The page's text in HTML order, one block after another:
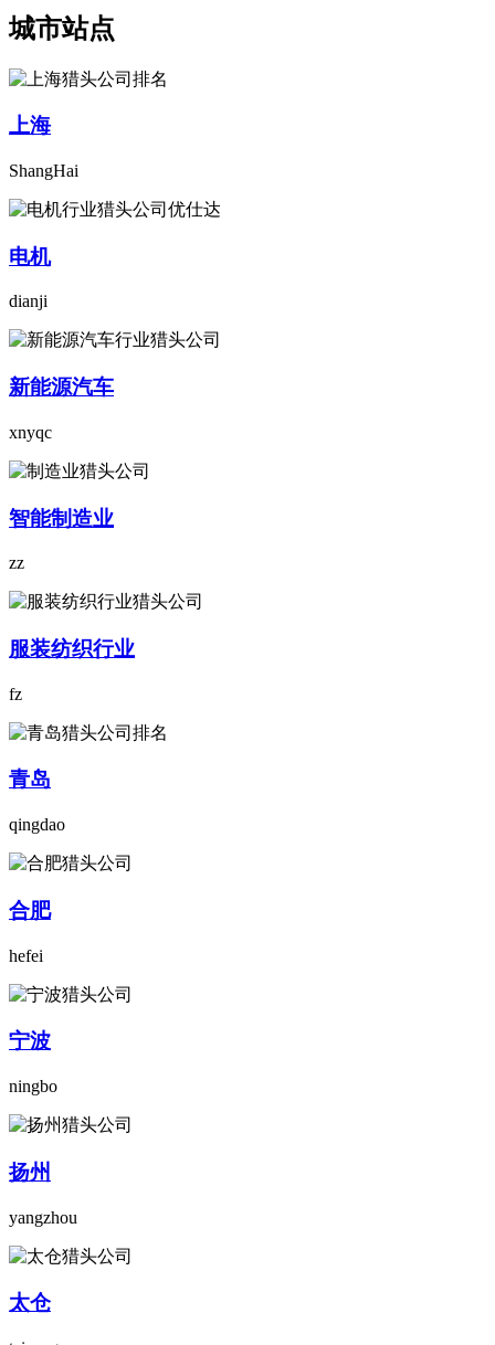
城市站点
上海
ShangHai
电机
dianji
新能源汽车
xnyqc
智能制造业
zz
服装纺织行业
fz
青岛
qingdao
合肥
hefei
宁波
ningbo
扬州
yangzhou
太仓